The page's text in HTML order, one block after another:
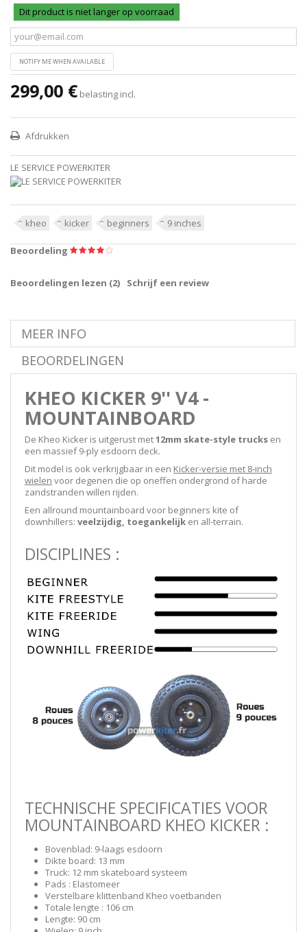
Dit product is niet langer op voorraad
NOTIFY ME WHEN AVAILABLE
299,00 € belasting incl.
Afdrukken
LE SERVICE POWERKITER
kheo kicker beginners 9 inches
Beoordeling
Beoordelingen lezen (2) Schrijf een review
MEER INFO
BEOORDELINGEN
KHEO KICKER 9'' V4 -
MOUNTAINBOARD
De Kheo Kicker is uitgerust met12mm skate-style trucks en
een massief 9-ply esdoorn deck.
Dit model is ook verkrijgbaar in een Kicker-versie met 8-inch
wielen voor degenen die op oneffen ondergrond of harde
zandstranden willen rijden.
Een allround mountainboard voor beginners kite of
downhillers: veelzijdig, toegankelijk en all-terrain.
DISCIPLINES :
TECHNISCHE SPECIFICATIES VOOR
MOUNTAINBOARD KHEO KICKER :
Bovenblad: 9-laags esdoorn
Dikte board: 13 mm
Truck: 12 mm skateboard systeem
Pads : Elastomeer
Verstelbare klittenband Kheo voetbanden
Totale lengte : 106 cm
Lengte: 90 cm